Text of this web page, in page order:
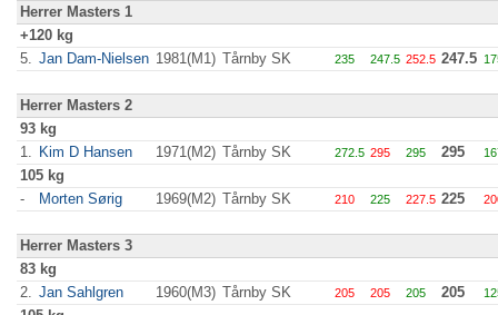
Herrer Masters 1
+120 kg
5. Jan Dam-Nielsen 1981(M1) Tårnby SK 235 247.5 252.5 247.5
Herrer Masters 2
93 kg
1. Kim D Hansen 1971(M2) Tårnby SK 272.5 295 295 295
105 kg
-
Morten Sørig 1969(M2) Tårnby SK 210 225 227.5 225
Herrer Masters 3
83 kg
2. Jan Sahlgren 1960(M3) Tårnby SK 205 205 205 205